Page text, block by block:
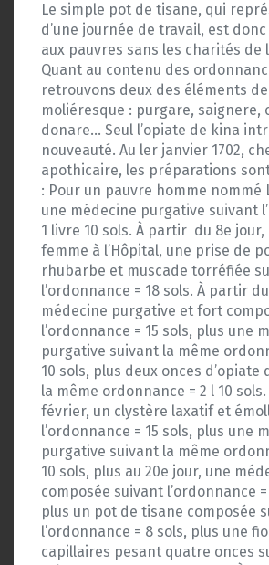
Le simple pot de tisane, qui
d’une journée de travail, est
aux pauvres sans les charités de
Quant au contenu des
retrouvons deux des éléments
moliéresque : purgare, saignere,
donare… Seul l’opiate de kina
nouveauté. Au ler janvier 1702,
apothicaire, les préparations
: Pour un pauvre homme nommé
une médecine purgative suivant
1 livre 10 sols. À partir du 8e
femme à l’Hôpital, une prise de
rhubarbe et muscade torréfiée
l’ordonnance = 18 sols. À partir
médecine purgative et fort
l’ordonnance = 15 sols, plus une
purgative suivant la même
10 sols, plus deux onces
la même ordonnance = 2 l 10
février, un clystère laxatif et
l’ordonnance = 15 sols, plus une
purgative suivant la même
10 sols, plus au 20e jour, une
composée suivant l’ordonnance =
plus un pot de tisane composée
l’ordonnance = 8 sols, plus une
capillaires pesant quatre onces